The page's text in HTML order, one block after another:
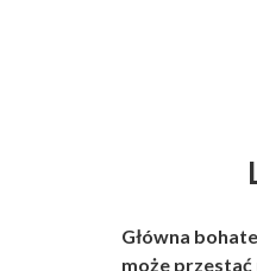
Główna
może przestać